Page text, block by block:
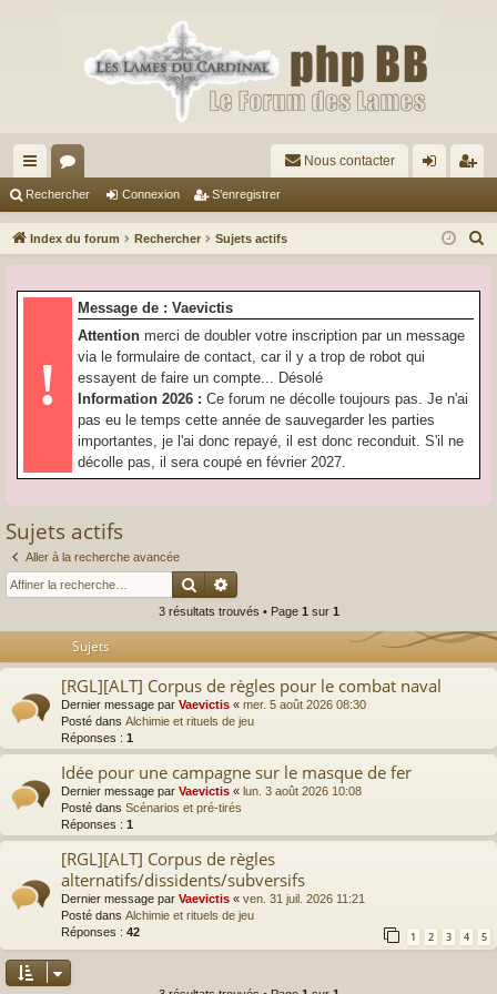
cc
ès
pi
or
u
s
Nous contacter
ne
on
nr
ist
Rechercher Connexion S’enregistrer
Index du forum Rechercher Sujets actifs
!
Message de : Vaevictis
Attention merci de doubler votre inscription par un message
via le formulaire de contact, car il y a trop de robot qui
essayent de faire un compte... Désolé
Information 2026 : Ce forum ne décolle toujours pas. Je n'ai
pas eu le temps cette année de sauvegarder les parties
importantes, je l'ai donc repayé, il est donc reconduit. S'il ne
décolle pas, il sera coupé en février 2027.
Sujets actifs
Aller à la recherche avancée
Rechercher
Recherche avancée
3 résultats trouvés • Page 1 sur 1
Sujets
[RGL][ALT] Corpus de règles pour le combat naval
Dernier message par Vaevictis « mer. 5 août 2026 08:30
Posté dans Alchimie et rituels de jeu
Réponses : 1
Idée pour une campagne sur le masque de fer
Dernier message par Vaevictis « lun. 3 août 2026 10:08
Posté dans Scénarios et pré-tirés
Réponses : 1
[RGL][ALT] Corpus de règles
alternatifs/dissidents/subversifs
Dernier message par Vaevictis « ven. 31 juil. 2026 11:21
Posté dans Alchimie et rituels de jeu
Réponses : 42 1 2 3 4 5